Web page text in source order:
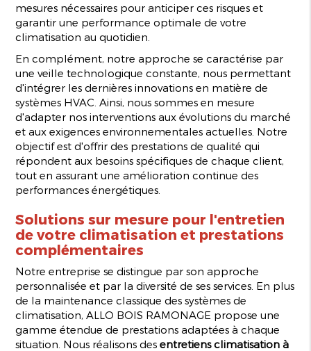
mesures nécessaires pour anticiper ces risques et
garantir une performance optimale de votre
climatisation au quotidien.
En complément, notre approche se caractérise par
une veille technologique constante, nous permettant
d'intégrer les dernières innovations en matière de
systèmes HVAC. Ainsi, nous sommes en mesure
d'adapter nos interventions aux évolutions du marché
et aux exigences environnementales actuelles. Notre
objectif est d'offrir des prestations de qualité qui
répondent aux besoins spécifiques de chaque client,
tout en assurant une amélioration continue des
performances énergétiques.
Solutions sur mesure pour l'entretien
de votre climatisation et prestations
complémentaires
Notre entreprise se distingue par son approche
personnalisée et par la diversité de ses services. En plus
de la maintenance classique des systèmes de
climatisation, ALLO BOIS RAMONAGE propose une
gamme étendue de prestations adaptées à chaque
situation. Nous réalisons desentretiens climatisation à